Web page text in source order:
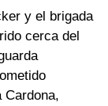
y el brigada
cerca del
Cardona,